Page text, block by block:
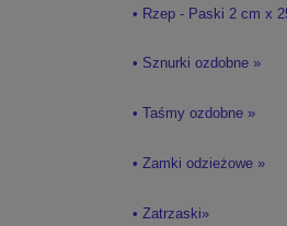
• Rzep - Paski 2 cm x
• Sznurki ozdobne »
• Taśmy ozdobne »
• Zamki odzieżowe »
• Zatrzaski»